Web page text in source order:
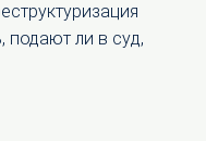
подают ли в суд,